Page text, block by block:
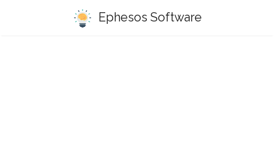
Ephesos Software